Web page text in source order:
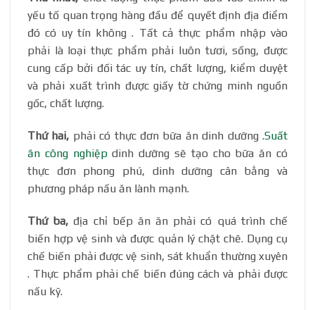
yếu tố quan trọng hàng đầu để quyết định địa điểm
đó có uy tín không . Tất cả thực phẩm nhập vào
phải là loại thực phẩm phải luôn tươi, sống, được
cung cấp bởi đối tác uy tín, chất lượng, kiểm duyệt
và phải xuất trình được giấy tờ chứng minh nguồn
gốc, chất lượng.
Thứ hai, phải có thực đơn bữa ăn dinh dưỡng .Suất
ăn công nghiệpdinh dưỡng sẽ tạo cho bữa ăn có
thực đơn phong phú, dinh dưỡng cân bằng và
phương pháp nấu ăn lành mạnh.
Thứ ba, địa chỉ bếp ăn ăn phải có quá trình chế
biến hợp vệ sinh và được quản lý chặt chẽ. Dụng cụ
chế biến phải được vệ sinh, sát khuẩn thường xuyên
. Thực phẩm phải chế biến đúng cách và phải được
nấu kỹ.